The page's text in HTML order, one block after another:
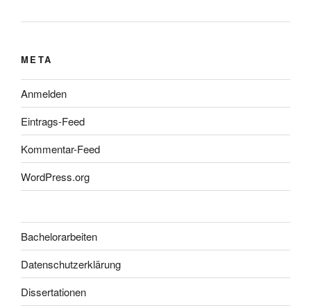
META
Anmelden
Eintrags-Feed
Kommentar-Feed
WordPress.org
Bachelorarbeiten
Datenschutzerklärung
Dissertationen